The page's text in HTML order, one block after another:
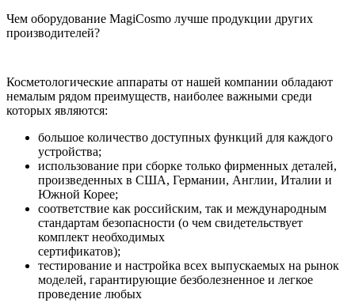
Чем оборудование MagiCosmo лучше продукции других
производителей?
Косметологические аппараты от нашей компании обладают
немалым рядом преимуществ, наиболее важными среди
которых являются:
большое количество доступных функций для каждого
устройства;
использование при сборке только фирменных деталей,
произведенных в США, Германии, Англии, Италии и
Южной Корее;
соответствие как российским, так и международным
стандартам безопасности (о чем свидетельствует
комплект необходимых
сертификатов);
тестирование и настройка всех выпускаемых на рынок
моделей, гарантирующие безболезненное и легкое
проведение любых